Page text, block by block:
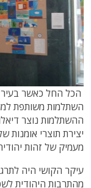
הכל החל כאשר
השתלמות משותפת
ההשתלמות נוצר
יצירת תוצרי
מעמיק של זהות
עיקר הקושי היה
מהתרבות היהודית